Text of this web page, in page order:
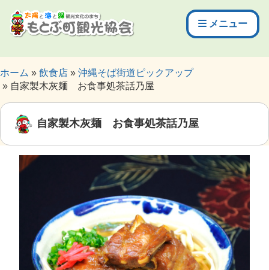
メニュー
ホーム 飲食店
沖縄そば街道ピックアップ
自家製木灰麺 お食事処茶話乃屋
自家製木灰麺 お食事処茶話乃屋